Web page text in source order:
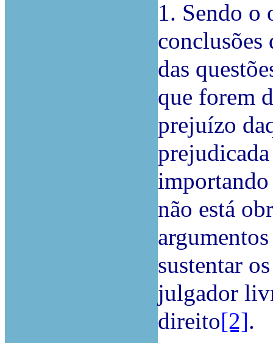
1. Sendo o
conclusões
das
que forem
prejuízo
não está
sustentar
julgador
direito[2].